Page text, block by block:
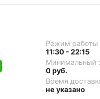
Режим работы
11:30 - 22:15
Минимальный
0 руб.
Время
не указано